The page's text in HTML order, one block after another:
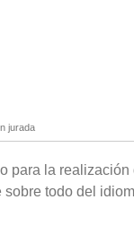
jurada
para la realización
sobre todo del